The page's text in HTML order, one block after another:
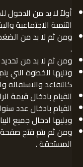
أولاً لا بد من الدخول
التنمية الاجتماعية
ومن ثم لا بد من
.
ومن ثم لا بد من
وتليها الخطوة التي
كالتقاعد والاستقالة
القيام بادخال قيمة
القيام بادخال عدد
ويليها ادخال جميع
ومن ثم يتم فتح
المستحقة .